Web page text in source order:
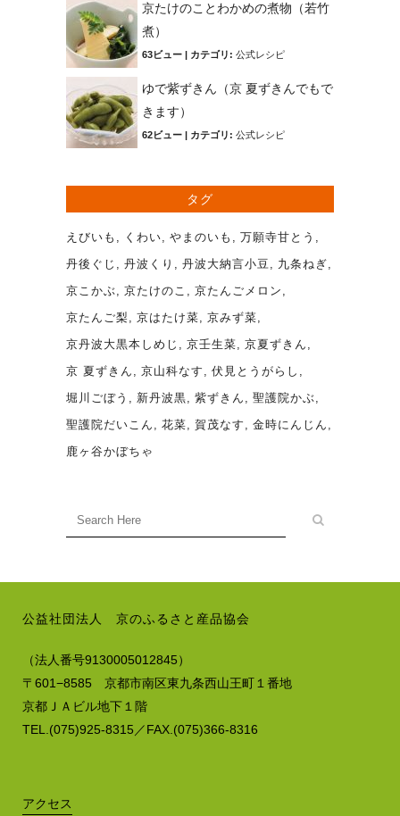
京たけのことわかめの煮物（若竹
煮）
63ビュー カテゴリ: 公式レシピ
ゆで紫ずきん（京 夏ずきんでもで
きます）
62ビュー カテゴリ: 公式レシピ
タグ
えびいも くわい やまのいも
万願寺甘とう
丹後ぐじ
丹波くり 丹波大納言小豆
九条ねぎ
京こかぶ
京たけのこ
京たんごメロン
京たんご梨
京はたけ菜
京みず菜
京丹波大黒本しめじ
京壬生菜
京夏ずきん
京 夏ずきん
京山科なす
伏見とうがらし
堀川ごぼう
新丹波黒 紫ずきん
聖護院かぶ
聖護院だいこん
花菜 賀茂なす
金時にんじん
鹿ヶ谷かぼちゃ
公益社団法人 京のふるさと産品協会
（法人番号9130005012845）
〒601−8585 京都市南区東九条西山王町１番地
京都ＪＡビル地下１階
TEL.(075)925-8315／FAX.(075)366-8316
アクセス